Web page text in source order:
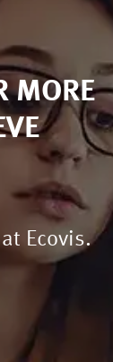
MORE
Ecovis.